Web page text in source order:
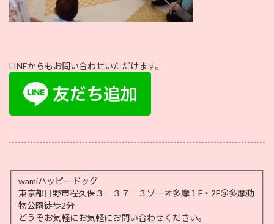
LINEからもお問い合わせいただけます。
.
wamiハッピードッグ
東京都日野市程久保３－３７－３ゾーオ多摩１F・2F＠多摩動
物公園徒歩2分
どうぞお気軽にお気軽にお問い合わせください。